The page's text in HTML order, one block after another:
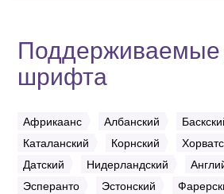
Поддерживаемые
шрифта
Африкаанс Албанский
Каталанский
Корнский
Датский
Нидерландский
Эсперанто
Эстонский